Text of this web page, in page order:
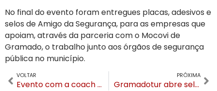
No final do evento foram entregues placas, adesivos e
selos de Amigo da Segurança, para as empresas que
apoiam, através da parceria com o Mocovi de
Gramado, o trabalho junto aos órgãos de segurança
pública no município.
VOLTAR
Evento com a coach Ângela di Verbeno acontece na Real Wood em celebração ao Dia da Mulher
PRÓXIMA
Gramadotur abre seleção para contratação temporária de assistentes administrativo e de eventos